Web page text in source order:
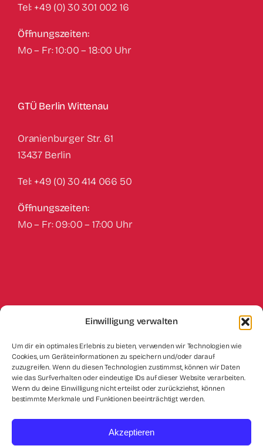
Einwilligung verwalten
Um dir ein optimales Erlebnis zu bieten, verwenden wir Technologien wie
Cookies, um Geräteinformationen zu speichern und/oder darauf
zuzugreifen. Wenn du diesen Technologien zustimmst, können wir Daten
wie das Surfverhalten oder eindeutige IDs auf dieser Website verarbeiten.
Wenn du deine Einwilligung nicht erteilst oder zurückziehst, können
bestimmte Merkmale und Funktionen beeinträchtigt werden.
Akzeptieren
Tel: +49 (0) 30 301 002 16
Öffnungszeiten:
Mo – Fr: 10:00 – 18:00 Uhr
GTÜ Berlin Wittenau
Oranienburger Str. 61
13437 Berlin
Tel: +49 (0) 30 414 066 50
Öffnungszeiten:
Mo – Fr: 09:00 – 17:00 Uhr
Impressum Datenschutz
Kontakt
Cookie-Richtlinie (EU)